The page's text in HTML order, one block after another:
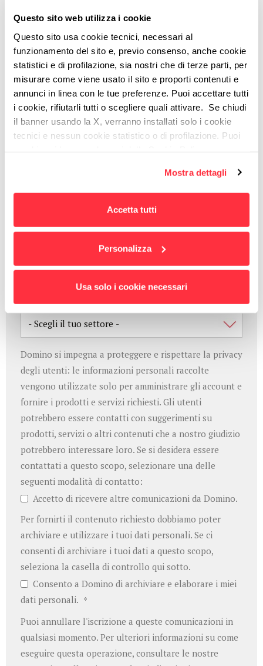
Questo sito web utilizza i cookie
Questo sito usa cookie tecnici, necessari al
funzionamento del sito e, previo consenso, anche cookie
statistici e di profilazione, sia nostri che di terze parti, per
misurare come viene usato il sito e proporti contenuti e
annunci in linea con le tue preferenze. Puoi accettare tutti
i cookie, rifiutarli tutti o scegliere quali attivare. Se chiudi
il banner usando la X, verranno installati solo i cookie
tecnici e nessun cookie statistico o di profilazione. Puoi
Mostra dettagli
Accetta tutti
Personalizza
Usa solo i cookie necessari
Vuoi sapere di più su
Chatbot e Intelligent
Assistant?
Leggi l'eBook dedicato
Compila il form per ricevere l'eBook.
Domino si impegna a proteggere e rispettare la privacy
degli utenti: le informazioni personali raccolte
vengono utilizzate solo per amministrare gli account e
fornire i prodotti e servizi richiesti. Gli utenti
potrebbero essere contatti con suggerimenti su
prodotti, servizi o altri contenuti che a nostro giudizio
potrebbero interessare loro. Se si desidera essere
contattati a questo scopo, selezionare una delle
seguenti modalità di contatto:
Accetto di ricevere altre comunicazioni da Domino.
Per fornirti il contenuto richiesto dobbiamo poter
archiviare e utilizzare i tuoi dati personali. Se ci
consenti di archiviare i tuoi dati a questo scopo,
seleziona la casella di controllo qui sotto.
Consento a Domino di archiviare e elaborare i miei
dati personali. *
Puoi annullare l'iscrizione a queste comunicazioni in
qualsiasi momento. Per ulteriori informazioni su come
eseguire questa operazione, consultare le nostre